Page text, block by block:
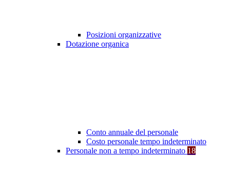
Posizioni organizzative
Dotazione organica
Conto annuale del personale
Costo personale tempo indeterminato
Personale non a tempo indeterminato 18